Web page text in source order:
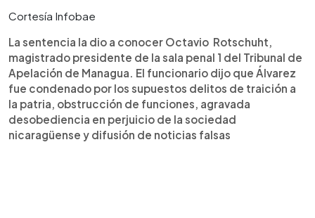
Cortesía Infobae
La sentencia la dio a conocer Octavio Rotschuht,
magistrado presidente de la sala penal 1 del Tribunal de
Apelación de Managua. El funcionario dijo que Álvarez
fue condenado por los supuestos delitos de traición a
la patria, obstrucción de funciones, agravada
desobediencia en perjuicio de la sociedad
nicaragüense y difusión de noticias falsas